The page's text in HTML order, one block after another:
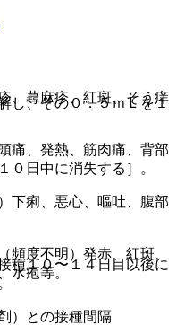
、蕁麻疹、紅斑、そう痒
痛、発熱、筋肉痛、背部
０日中に消失する］。
下痢、悪心、嘔吐、腹部
度不明）発赤、紅斑、
水疱等。
し、その０．５ｍＬを１
種１０〜１４日目以後に
）との接種間隔